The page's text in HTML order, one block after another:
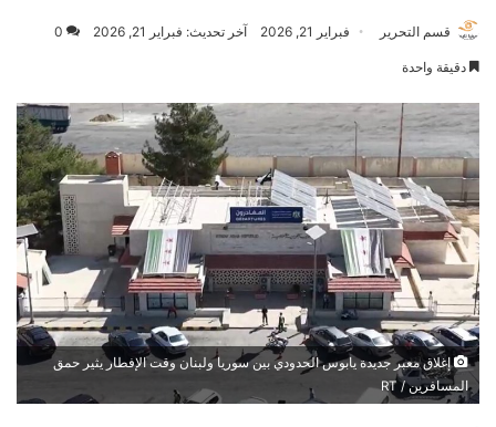
قسم التحرير فبراير 21, 2026 آخر تحديث: فبراير 21, 2026 0
دقيقة واحدة
إغلاق معبر جديدة يابوس الحدودي بين سوريا ولبنان وقت الإفطار يثير حمق
المسافرين / RT